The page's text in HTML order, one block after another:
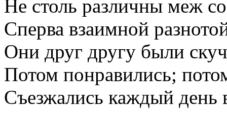
Не столь различны меж
Сперва взаимной
Они друг другу были
Потом понравились;
Съезжались каждый день